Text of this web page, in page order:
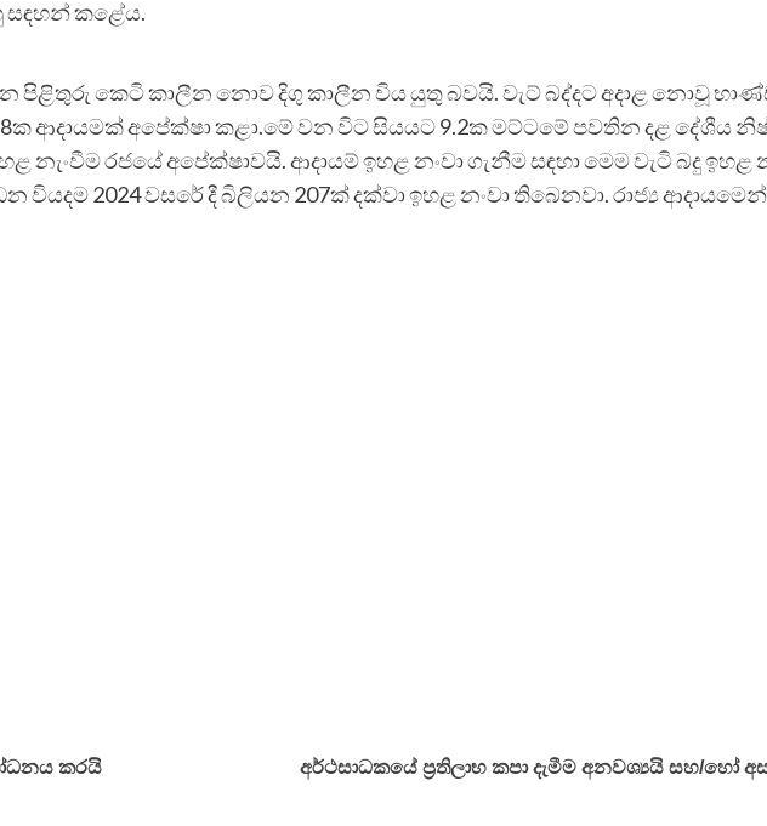
සඳහන් කළේය.
පිළිතුරු කෙටි කාලීන නොව දිගු කාලීන විය යුතු බවයි. වැට් බද්දට අදාළ නොවූ
ආදායමක් අපේක්ෂා කළා.මේ වන විට සියයට 9.2ක මට්ටමේ පවතින දළ දේශීය
නැංවීම රජයේ අපේක්ෂාවයි. ආදායම් ඉහළ නංවා ගැනීම සඳහා මෙම වැටි බදු
වියදම 2024 වසරේ දී බිලියන 207ක් දක්වා ඉහළ නංවා තිබෙනවා. රාජ්‍ය
කරයි
අර්ථසාධකයේ ප්‍රතිලාභ කපා දැමීම අනවශ්‍යයි සහ/හෝ